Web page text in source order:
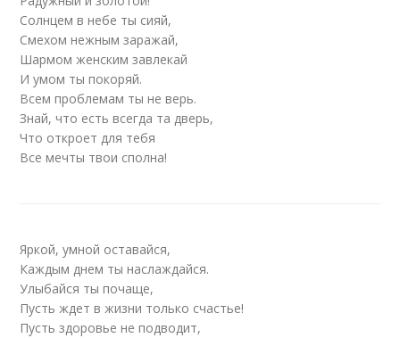
Солнцем в небе ты сияй,
Смехом нежным заражай,
Шармом женским завлекай
И умом ты покоряй.
Всем проблемам ты не верь.
Знай, что есть всегда та дверь,
Что откроет для тебя
Все мечты твои сполна!
Яркой, умной оставайся,
Каждым днем ты наслаждайся.
Улыбайся ты почаще,
Пусть ждет в жизни только счастье!
Пусть здоровье не подводит,